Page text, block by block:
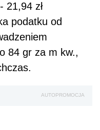
21,94 zł
podatku od
84 gr za m kw.,
AUTOPROMOCJA